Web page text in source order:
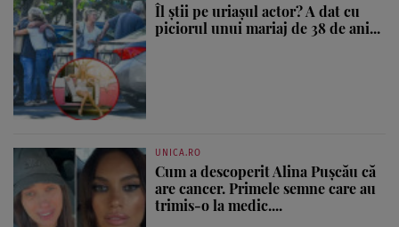
Îl știi pe uriașul actor? A dat cu
piciorul unui mariaj de 38 de ani...
UNICA.RO
Cum a descoperit Alina Pușcău că
are cancer. Primele semne care au
trimis-o la medic....